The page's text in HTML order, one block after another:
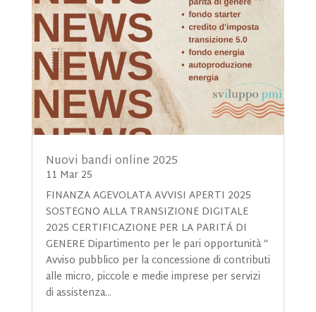
Nuovi bandi online 2025
11 Mar 25
FINANZA AGEVOLATA AVVISI APERTI 2025
SOSTEGNO ALLA TRANSIZIONE DIGITALE
2025 CERTIFICAZIONE PER LA PARITÁ DI
GENERE Dipartimento per le pari opportunità “
Avviso pubblico per la concessione di contributi
alle micro, piccole e medie imprese per servizi
di assistenza...